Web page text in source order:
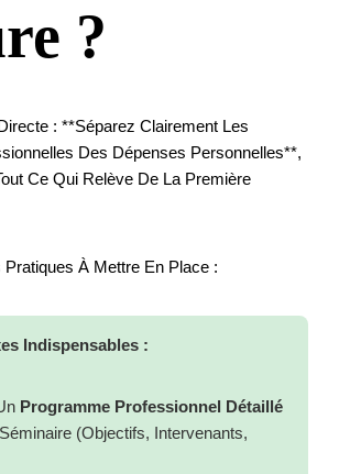
?
: **séparez Clairement Les
Des Dépenses Personnelles**,
Ce Qui Relève De La Première
À Mettre En Place :
Indispensables :
Programme Professionnel Détaillé
(objectifs, Intervenants,